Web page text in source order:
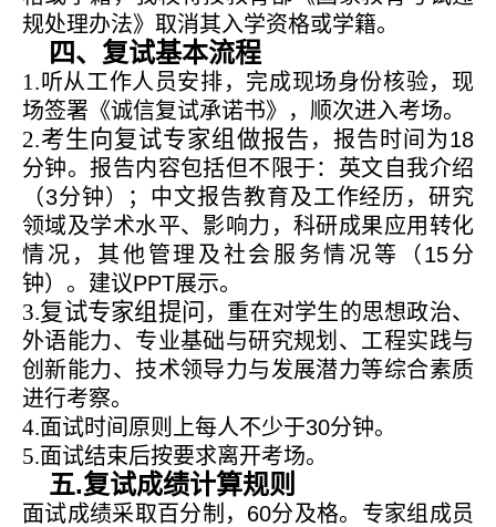
规处理办法》取消其入学资格或学籍。
四、复试基本流程
1.听从工作人员安排，完成现场身份核验，现
场签署《诚信复试承诺书》，顺次进入考场。
2.考生向复试专家组做报告 ，报告时间为18
分钟。报告内容包括但不限于：英文自我介绍
（3分钟）；中文报告教育及工作经历，研究
领域及学术水平、影响力，科研成果应用转化
情况，其他管理及社会服务情况等（15分
钟）。建议PPT展示。
3.复试专家组提问 ，重在对学生的思想政治、
外语能力、专业基础与研究规划、工程实践与
创新能力、技术领导力与发展潜力等综合素质
进行考察。
4.面试时间原则上每人不少于30分钟。
5.面试结束后按要求离开考场。
五.复试成绩计算规则
面试成绩采取百分制， 60分及格。专家组成员